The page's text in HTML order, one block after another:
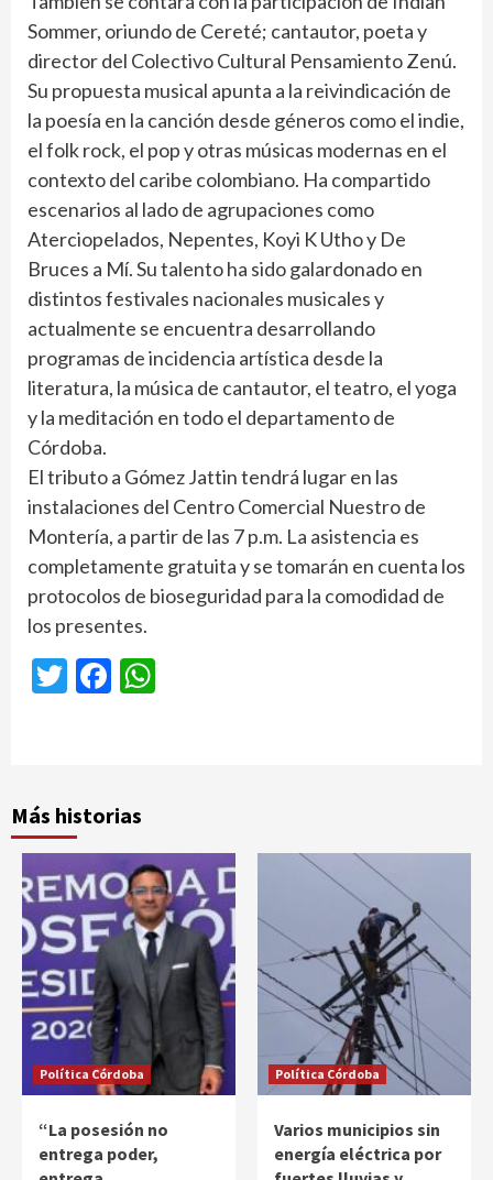
Sommer, oriundo de Cereté; cantautor, poeta y
director del Colectivo Cultural Pensamiento Zenú.
Su propuesta musical apunta a la reivindicación de
la poesía en la canción desde géneros como el indie,
el folk rock, el pop y otras músicas modernas en el
contexto del caribe colombiano. Ha compartido
escenarios al lado de agrupaciones como
Aterciopelados, Nepentes, Koyi K Utho y De
Bruces a Mí. Su talento ha sido galardonado en
distintos festivales nacionales musicales y
actualmente se encuentra desarrollando
programas de incidencia artística desde la
literatura, la música de cantautor, el teatro, el yoga
y la meditación en todo el departamento de
Córdoba.
El tributo a Gómez Jattin tendrá lugar en las
instalaciones del Centro Comercial Nuestro de
Montería, a partir de las 7 p.m. La asistencia es
completamente gratuita y se tomarán en cuenta los
protocolos de bioseguridad para la comodidad de
los presentes.
TwitterFacebook
Más historias
Política Córdoba
“La posesión no
entrega poder,
Política Córdoba
Varios municipios sin
energía eléctrica por